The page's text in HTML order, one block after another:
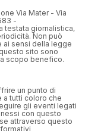
Via Mater - Via
-
testata giornalistica,
Non può
ai sensi della legge
sito sono
scopo benefico.
un punto di
tutti coloro che
gli eventi legati
con questo
attraverso questo